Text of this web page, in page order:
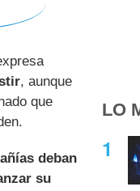
, aunque
que
deban
su
LO